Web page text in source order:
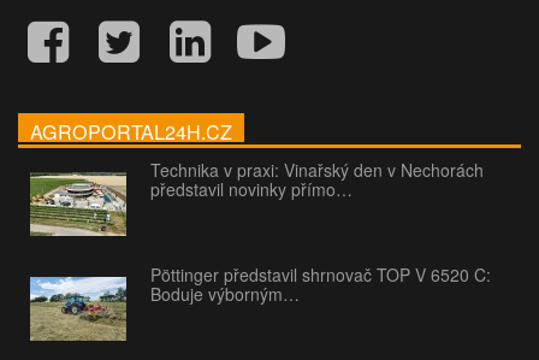
AGROPORTAL24H.CZ
Technika v praxi: Vinařský den v Nechorách
představil novinky přímo…
Pöttinger představil shrnovač TOP V 6520 C:
Boduje výborným…